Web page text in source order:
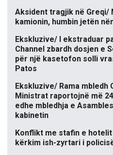
Aksident tragjik në Greqi/
kamionin, humbin jetën
Ekskluzive/ I ekstraduar
Channel zbardh dosjen e
për një kasetofon solli
Patos
Ekskluzive/ Rama
Ministrat raportojnë më
edhe mbledhja e
kabinetin
Konflikt me stafin e
kërkim ish-zyrtari i